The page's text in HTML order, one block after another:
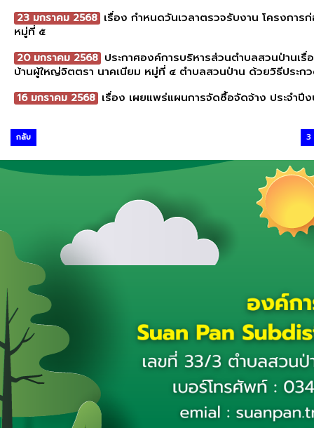
23 มกราคม 2568 เรื่อง กำหนดวันเวลาตรวจรับงาน โครงกา
หมู่ที่ ๕
20 มกราคม 2568 ประกาศองค์การบริหารส่วนตำบลสวนป่านเ
บ้านผู้ใหญ่จิตตรา นาคเนียม หมู่ที่ ๔ ตำบลสวนป่าน ด้วยวิธีประ
16 มกราคม 2568 เรื่อง เผยแพร่แผนการจัดซื้อจัดจ้าง ประจ
กลับ 3